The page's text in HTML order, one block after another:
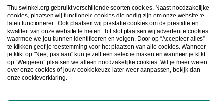
2026©Thuiswinkel.org
Privacybeleid Cookieverklaring Sitemap
Thuiswinkel.org gebruikt verschillende soorten cookies. Naast noodzakelijke
cookies, plaatsen wij functionele cookies die nodig zijn om onze website te
laten functioneren. Ook plaatsen wij prestatie cookies om de prestatie en
kwaliteit van onze website te meten. Tot slot plaatsen wij advertentie cookies
waarmee we jou kunnen identificeren en volgen. Door op “Accepteer alles”
te klikken geef je toestemming voor het plaatsen van alle cookies. Wanneer
je klikt op "Nee, pas aan" kun je zelf een selectie maken en wanneer je klikt
op “Weigeren” plaatsen we alleen noodzakelijke cookies. Wil je meer weten
over onze cookies of jouw cookiekeuze later weer aanpassen, bekijk dan
onze cookieverklaring.